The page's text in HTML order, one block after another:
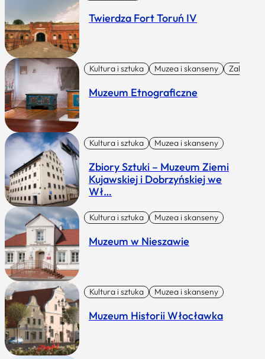
Twierdza Fort Toruń IV
Kultura i sztuka Muzea i skanseny Zabytki I
Muzeum Etnograficzne
Kultura i sztuka Muzea i skanseny
Zbiory Sztuki – Muzeum Ziemi
Kujawskiej i Dobrzyńskiej we
Wł…
Kultura i sztuka Muzea i skanseny
Muzeum w Nieszawie
Kultura i sztuka Muzea i skanseny
Muzeum Historii Włocławka